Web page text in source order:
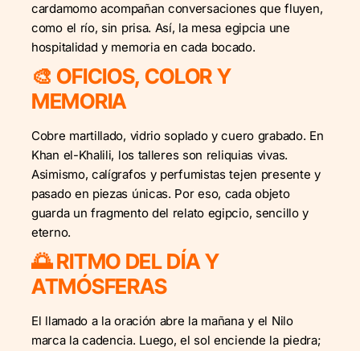
cardamomo acompañan conversaciones que fluyen,
como el río, sin prisa. Así, la mesa egipcia une
hospitalidad y memoria en cada bocado.
🎨 OFICIOS, COLOR Y
MEMORIA
Cobre martillado, vidrio soplado y cuero grabado. En
Khan el-Khalili, los talleres son reliquias vivas.
Asimismo, calígrafos y perfumistas tejen presente y
pasado en piezas únicas. Por eso, cada objeto
guarda un fragmento del relato egipcio, sencillo y
eterno.
🌅 RITMO DEL DÍA Y
ATMÓSFERAS
El llamado a la oración abre la mañana y el Nilo
marca la cadencia. Luego, el sol enciende la piedra;